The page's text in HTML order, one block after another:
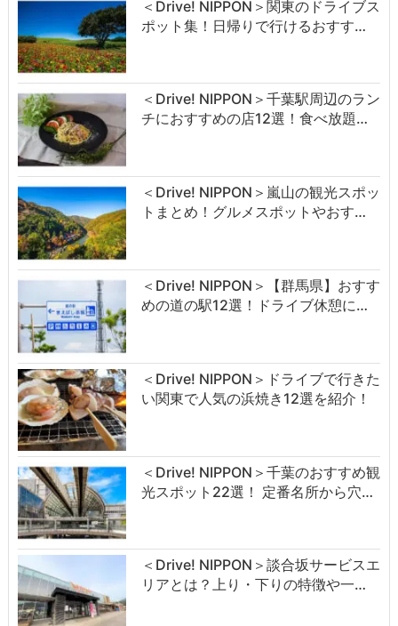
＜Drive! NIPPON＞関東のドライブス
ポット集！日帰りで行けるおすす…
＜Drive! NIPPON＞千葉駅周辺のラン
チにおすすめの店12選！食べ放題…
＜Drive! NIPPON＞嵐山の観光スポッ
トまとめ！グルメスポットやおす…
＜Drive! NIPPON＞【群馬県】おすす
めの道の駅12選！ドライブ休憩に…
＜Drive! NIPPON＞ドライブで行きた
い関東で人気の浜焼き12選を紹介！
＜Drive! NIPPON＞千葉のおすすめ観
光スポット22選！ 定番名所から穴…
＜Drive! NIPPON＞談合坂サービスエ
リアとは？上り・下りの特徴や一…